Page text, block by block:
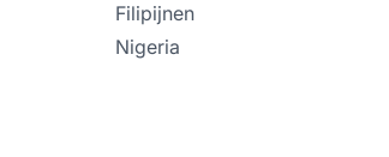
Filipijnen
Nigeria